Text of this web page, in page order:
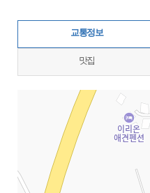
교통정보
맛집
지도삽입 (가로100%)